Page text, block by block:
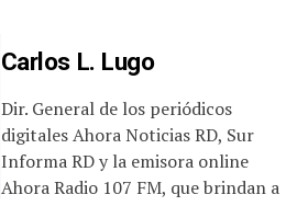
Carlos L. Lugo
Dir. General de los periódicos
digitales Ahora Noticias RD, Sur
Informa RD y la emisora online
Ahora Radio 107 FM, que brindan a